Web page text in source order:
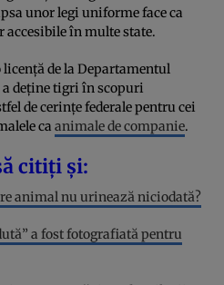
unor legi uniforme face ca
accesibile în multe state.
de la Departamentul
deține tigri în scopuri
de cerințe federale pentru cei
ca animale de companie.
citiți și:
animal nu urinează niciodată?
a fost fotografiată pentru